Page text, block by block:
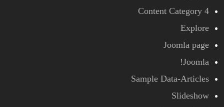
Content Category 4
Explore
Joomla page
Joomla!
Sample Data-Articles
Slideshow